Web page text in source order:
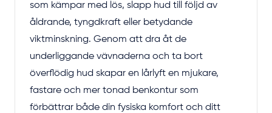
som kämpar med lös, slapp hud till följd av
åldrande, tyngdkraft eller betydande
viktminskning. Genom att dra åt de
underliggande vävnaderna och ta bort
överflödig hud skapar en lårlyft en mjukare,
fastare och mer tonad benkontur som
förbättrar både din fysiska komfort och ditt